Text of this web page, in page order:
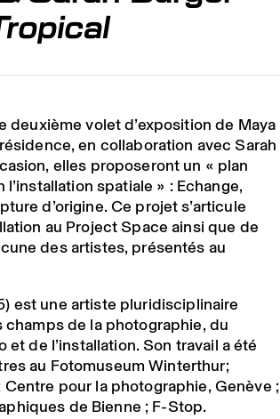
deuxième volet d’exposition de Maya
en collaboration avec Sarah
elles proposeront un « plan
spatiale » : Echange,
d’origine. Ce projet s’articule
au Project Space ainsi que de
des artistes, présentés au
est une artiste pluridisciplinaire
champs de la photographie, du
et de l’installation. Son travail a été
au Fotomuseum Winterthur;
pour la photographie, Genève ;
de Bienne ; F-Stop.